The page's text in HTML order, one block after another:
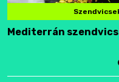
Mediterrán